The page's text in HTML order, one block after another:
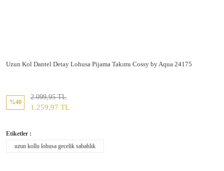
Uzun Kol Dantel Detay Lohusa Pijama Takımı Cossy by Aqua 24175
%40
2.099,95 TL
1.259,97 TL
Etiketler :
uzun kollu lohusa gecelik sabahlık